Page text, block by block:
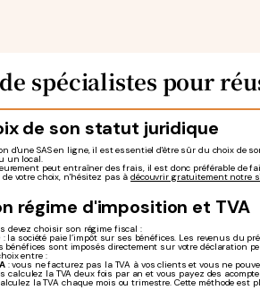
spécialistes pour
de son statut juridique
d'une SAS en ligne, il est essentiel d'être sûr du choix
un local.
peut entraîner des frais, il est donc préférable de
votre choix, n'hésitez pas àdécouvrir gratuitement notre
régime d'imposition et TVA
devez choisir son régime fiscal :
: la société paie l’impôt sur ses bénéfices. Les revenus du
bénéfices sont imposés directement sur votre déclaration
entre :
: vous ne facturez pas la TVA à vos clients et vous ne
calculez la TVA deux fois par an et vous payez des
la TVA chaque mois ou trimestre. Cette méthode